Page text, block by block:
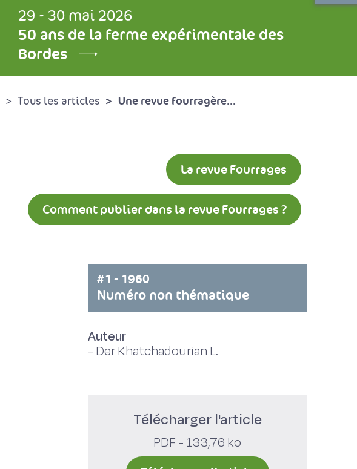
29 - 30 mai 2026
50 ans de la ferme expérimentale des
Bordes
Tous les articles Une revue fourragère...
La revue Fourrages
Comment publier dans la revue Fourrages ?
#1 - 1960
Numéro non thématique
Auteur
- Der Khatchadourian L.
Télécharger l'article
PDF - 133,76 ko